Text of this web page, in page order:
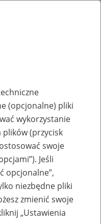
profili
firmy
(opcjonalne) pliki
wykorzystanie
plików (przycisk
swoje
Jeśli
opcjonalne”,
niezbędne pliki
zmienić swoje
„Ustawienia